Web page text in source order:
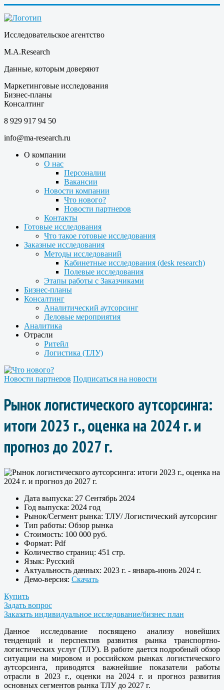
Исследовательское агентство
M.A.Research
Данные, которым доверяют
Маркетинговые исследования
Бизнес-планы
Консалтинг
8 929 917 94 50
info@ma-research.ru
О компании
О нас
Персоналии
Вакансии
Новости компании
Что нового?
Новости партнеров
Контакты
Готовые исследования
Что такое готовые исследования
Заказные исследования
Методы исследований
Кабинетные исследования (desk research)
Полевые исследования
Этапы работы с Заказчиками
Бизнес-планы
Консалтинг
Аналитический аутсорсинг
Деловые мероприятия
Аналитика
Отрасли
Ритейл
Логистика (ТЛУ)
Новости партнеров Подписаться на новости
Рынок логистического аутсорсинга:
итоги 2023 г., оценка на 2024 г. и
прогноз до 2027 г.
Дата выпуска: 27 Сентябрь 2024
Год выпуска: 2024 год
Рынок/Сегмент рынка: ТЛУ/ Логистический аутсорсинг
Тип работы: Обзор рынка
Стоимость: 100 000 руб.
Формат: Pdf
Количество страниц: 451 стр.
Язык: Русский
Актуальность данных: 2023 г. - январь-июнь 2024 г.
Демо-версия: Скачать
Купить
Задать вопрос
Заказать индивидуальное исследование/бизнес план
Данное исследование посвящено анализу новейших
тенденций и перспектив развития рынка транспортно-
логистических услуг (ТЛУ). В работе дается подробный обзор
ситуации на мировом и российском рынках логистического
аутсорсинга, приводятся важнейшие показатели работы
отрасли в 2023 г., оценки на 2024 г. и прогноз развития
основных сегментов рынка ТЛУ до 2027 г.